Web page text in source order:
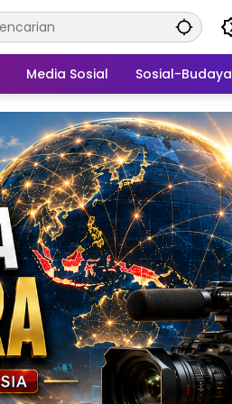
Media Sosial Sosial-Budaya